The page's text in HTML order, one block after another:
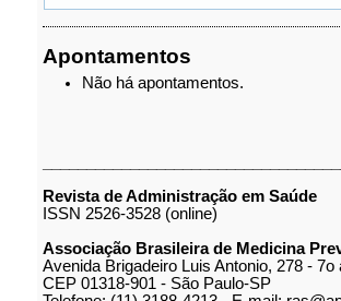
Apontamentos
Não há apontamentos.
Revista de Administração em Saúde
ISSN 2526-3528 (online)
Associação Brasileira de Medicina
Avenida Brigadeiro Luis Antonio, 278 - 7o
CEP 01318-901 - São Paulo-SP